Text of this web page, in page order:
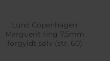
Lund Copenhagen
Marguerit ring 7,5mm
forgyldt sølv (str. 60)